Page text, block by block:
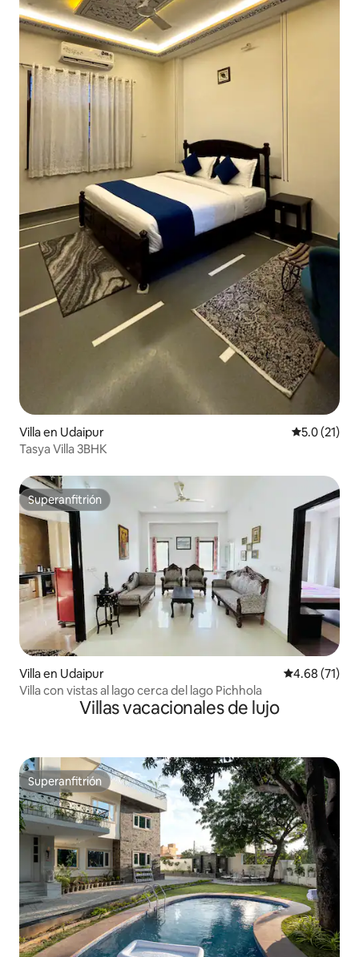
Villa en Udaipur Calificación
5.0 (21)
Tasya Villa 3BHK
Superanfitrión
Superanfitrión
Villa en Udaipur Calificación
4.68 (71)
Villa con vistas al lago cerca del lago Pichhola
Villas vacacionales de lujo
Superanfitrión
Superanfitrión